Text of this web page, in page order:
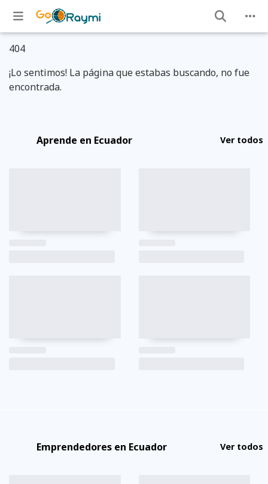
404
¡Lo sentimos! La página que estabas buscando, no fue
encontrada.
Aprende en Ecuador Ver todos
Emprendedores en Ecuador Ver todos